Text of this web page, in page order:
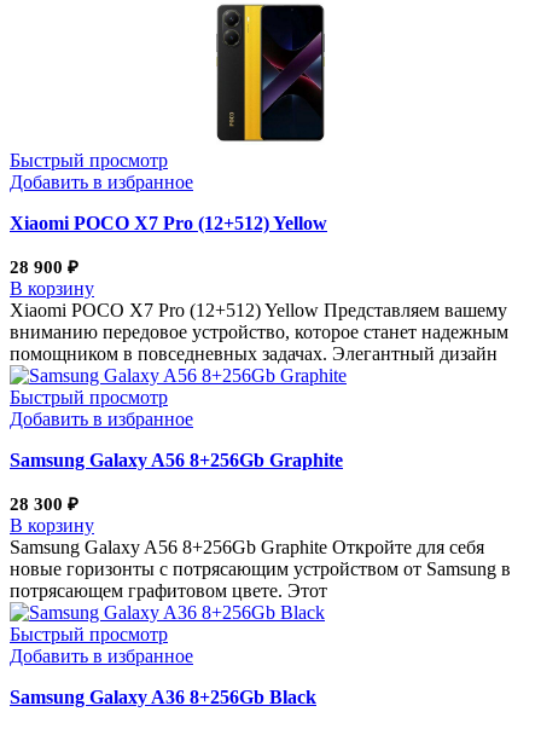
Быстрый просмотр
Добавить в избранное
Xiaomi POCO X7 Pro (12+512) Yellow
28 900 ₽
В корзину
Xiaomi POCO X7 Pro (12+512) Yellow Представляем вашему
вниманию передовое устройство, которое станет надежным
помощником в повседневных задачах. Элегантный дизайн
Быстрый просмотр
Добавить в избранное
Samsung Galaxy A56 8+256Gb Graphite
28 300 ₽
В корзину
Samsung Galaxy A56 8+256Gb Graphite Откройте для себя
новые горизонты с потрясающим устройством от Samsung в
потрясающем графитовом цвете. Этот
Быстрый просмотр
Добавить в избранное
Samsung Galaxy A36 8+256Gb Black